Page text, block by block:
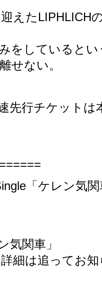
えたLIPHLICH
をしているとい
せない。
先行チケットは
「ケレン気
気関車」
細は追ってお